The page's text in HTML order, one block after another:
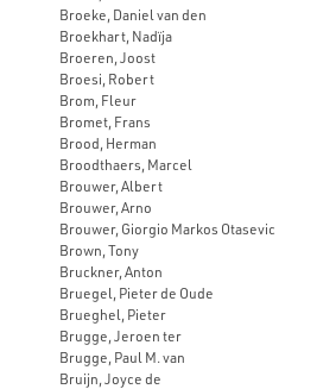
Broeke, Daniel van den
Broekhart, Nadïja
Broeren, Joost
Broesi, Robert
Brom, Fleur
Bromet, Frans
Brood, Herman
Broodthaers, Marcel
Brouwer, Albert
Brouwer, Arno
Brouwer, Giorgio Markos Otasevic
Brown, Tony
Bruckner, Anton
Bruegel, Pieter de Oude
Brueghel, Pieter
Brugge, Jeroen ter
Brugge, Paul M. van
Bruijn, Joyce de